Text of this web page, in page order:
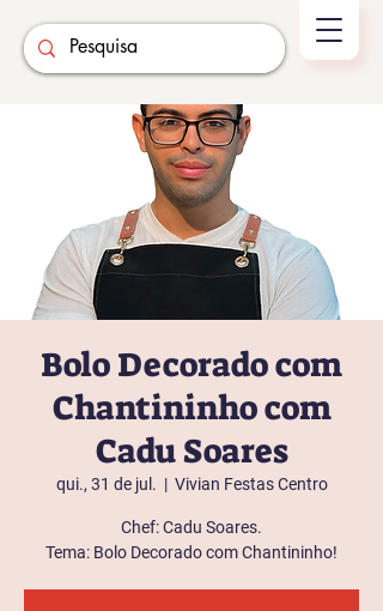
Bolo Decorado com
Chantininho com
Cadu Soares
qui., 31 de jul.
  |
Vivian Festas Centro
Chef: Cadu Soares.
Tema: Bolo Decorado com Chantininho!